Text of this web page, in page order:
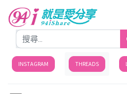
INSTAGRAM THREADS